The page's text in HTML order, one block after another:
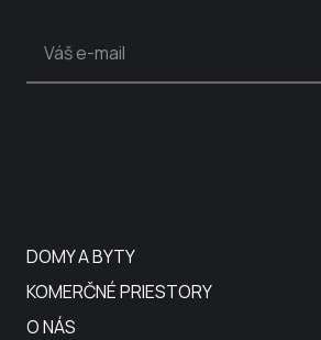
DOMY A BYTY
KOMERČNÉ PRIESTORY
O NÁS